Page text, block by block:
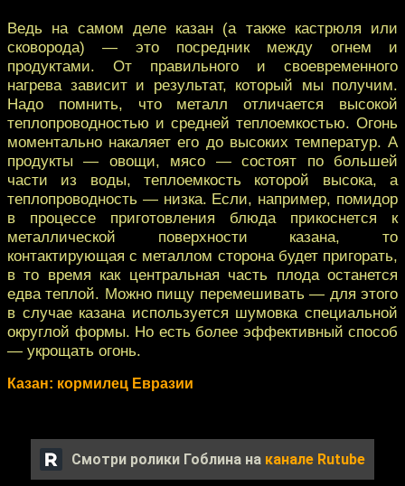
Ведь на самом деле казан (а также кастрюля или
сковорода) — это посредник между огнем и
продуктами. От правильного и своевременного
нагрева зависит и результат, который мы получим.
Надо помнить, что металл отличается высокой
теплопроводностью и средней теплоемкостью. Огонь
моментально накаляет его до высоких температур. А
продукты — овощи, мясо — состоят по большей
части из воды, теплоемкость которой высока, а
теплопроводность — низка. Если, например, помидор
в процессе приготовления блюда прикоснется к
металлической поверхности казана, то
контактирующая с металлом сторона будет пригорать,
в то время как центральная часть плода останется
едва теплой. Можно пищу перемешивать — для этого
в случае казана используется шумовка специальной
округлой формы. Но есть более эффективный способ
— укрощать огонь.
Казан: кормилец Евразии
Смотри ролики Гоблина на канале Rutube